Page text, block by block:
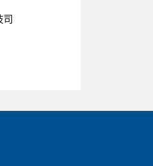
与科技司
27日